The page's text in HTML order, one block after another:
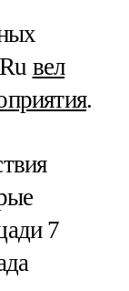
вел
.
7